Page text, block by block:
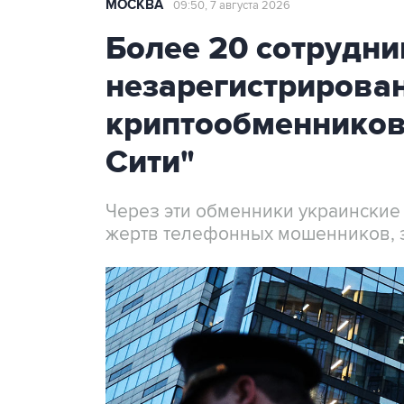
МОСКВА 09:50, 7 августа 2026
Более 20
Сити"
Через эти обменники
жертв телефонных мошенников,